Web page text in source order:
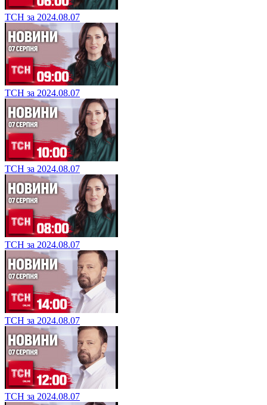
ТСН за 2024.08.07
ТСН за 2024.08.07
ТСН за 2024.08.07
ТСН за 2024.08.07
ТСН за 2024.08.07
ТСН за 2024.08.07